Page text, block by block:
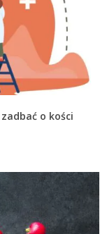
o kości